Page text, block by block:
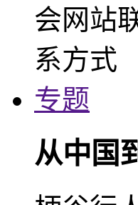
专题
从中国